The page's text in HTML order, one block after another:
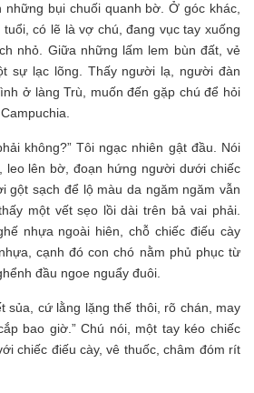
những bụi chuối quanh bờ. Ở góc khác,
có lẽ là vợ chú, đang vục tay xuống
nhỏ. Giữa những lấm lem bùn đất, vẻ
sự lạc lõng. Thấy người lạ, người đàn
ở làng Trù, muốn đến gặp chú để hỏi
không?” Tôi ngạc nhiên gật đầu. Nói
leo lên bờ, đoạn hứng người dưới chiếc
gột sạch để lộ màu da ngăm ngăm vẫn
một vết sẹo lồi dài trên bả vai phải.
nhựa ngoài hiên, chỗ chiếc điếu cày
cạnh đó con chó nằm phủ phục từ
đầu ngoe nguẩy đuôi.
sủa, cứ lằng lặng thế thôi, rõ chán, may
bao giờ.” Chú nói, một tay kéo chiếc
chiếc điếu cày, vê thuốc, châm đóm rít